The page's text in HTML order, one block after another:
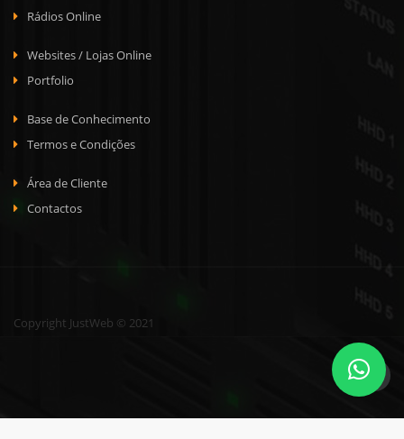
Rádios Online
Websites / Lojas Online
Portfolio
Base de Conhecimento
Termos e Condições
Área de Cliente
Contactos
Copyright JustWeb © 2021